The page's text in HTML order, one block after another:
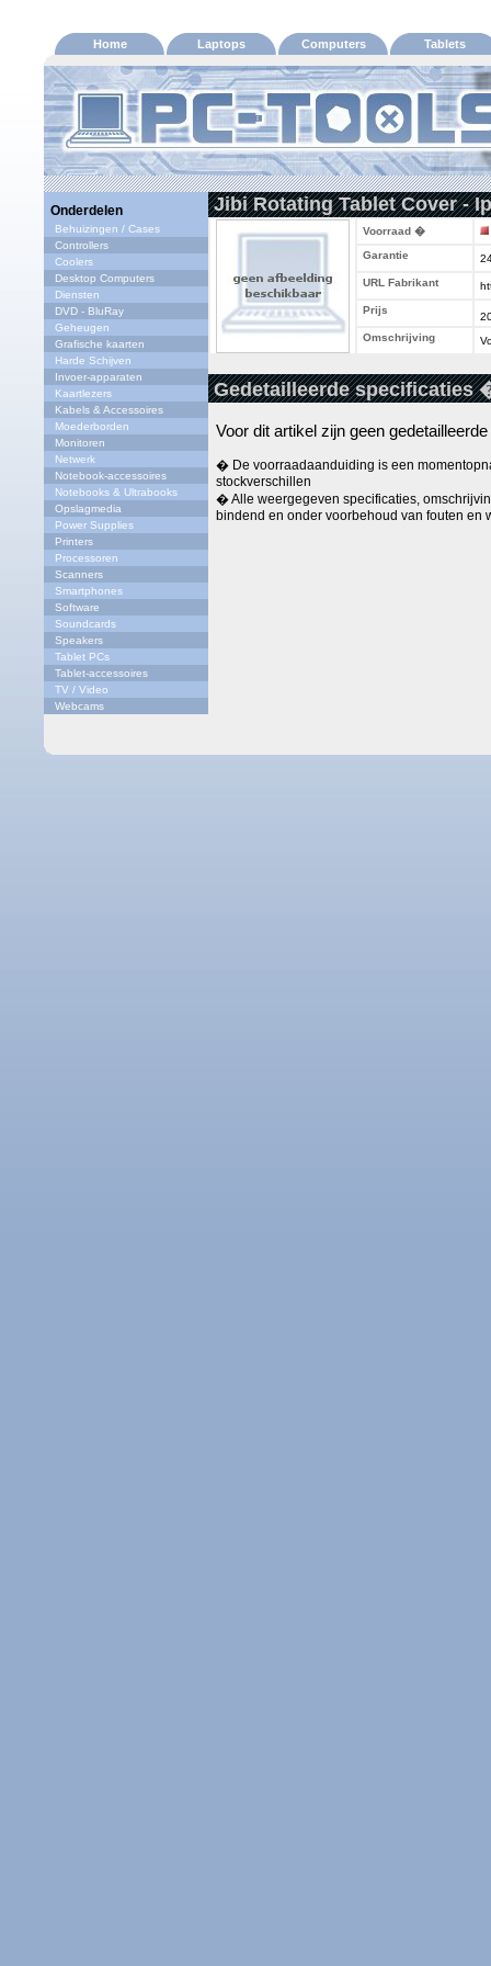
Home Laptops Computers Tablets
Onderdelen
Behuizingen / Cases
Controllers
Coolers
Desktop Computers
Diensten
DVD - BluRay
Geheugen
Grafische kaarten
Harde Schijven
Invoer-apparaten
Kaartlezers
Kabels & Accessoires
Moederborden
Monitoren
Netwerk
Notebook-accessoires
Notebooks & Ultrabooks
Opslagmedia
Power Supplies
Printers
Processoren
Scanners
Smartphones
Software
Soundcards
Speakers
Tablet PCs
Tablet-accessoires
TV / Video
Webcams
Jibi Rotating Tablet Cover -
Voorraad �
Garantie
URL Fabrikant
Prijs
Omschrijving
Gedetailleerde specificaties
Voor dit artikel zijn geen
� De voorraadaanduiding is een
stockverschillen
� Alle weergegeven specificaties,
bindend en onder voorbehoud van fouten en